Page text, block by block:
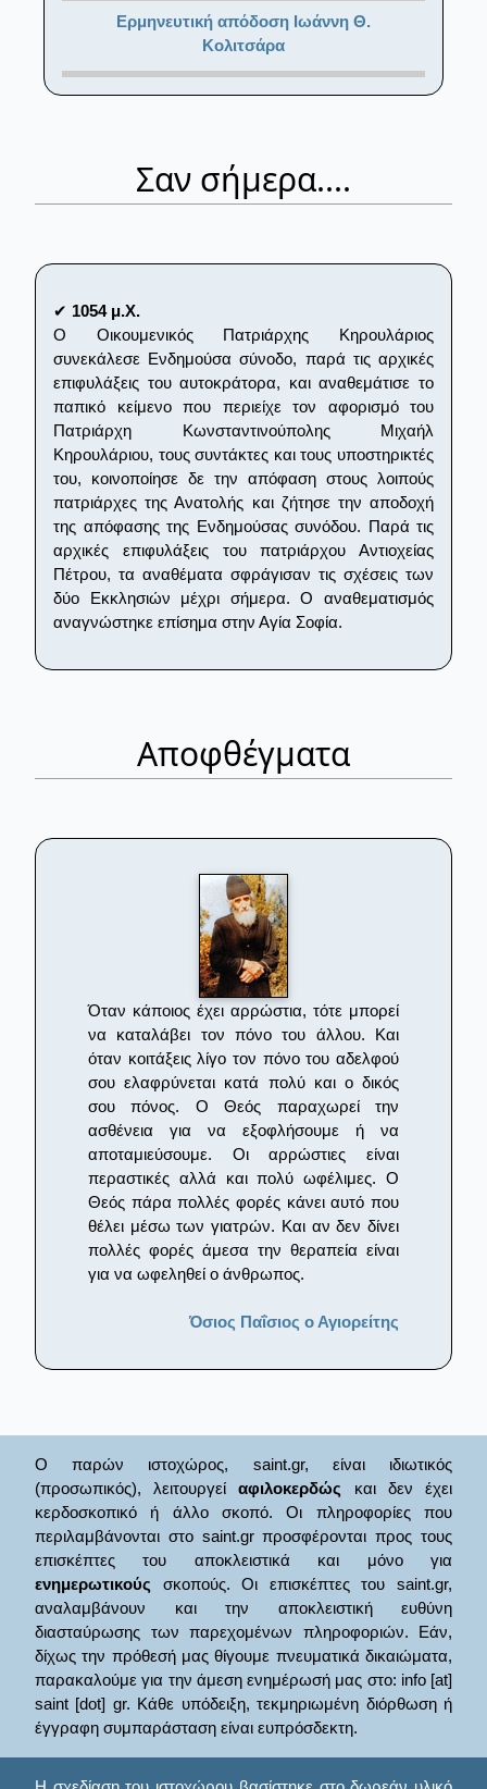
Ερμηνευτική απόδοση Ιωάννη Θ.
Κολιτσάρα
Σαν σήμερα....
✔ 1054 μ.Χ.
Ο Οικουμενικός Πατριάρχης Κηρουλάριος
συνεκάλεσε Ενδημούσα σύνοδο, παρά τις αρχικές
επιφυλάξεις του αυτοκράτορα, και αναθεμάτισε το
παπικό κείμενο που περιείχε τον αφορισμό του
Πατριάρχη Κωνσταντινούπολης Μιχαήλ
Κηρουλάριου, τους συντάκτες και τους υποστηρικτές
του, κοινοποίησε δε την απόφαση στους λοιπούς
πατριάρχες της Ανατολής και ζήτησε την αποδοχή
της απόφασης της Ενδημούσας συνόδου. Παρά τις
αρχικές επιφυλάξεις του πατριάρχου Αντιοχείας
Πέτρου, τα αναθέματα σφράγισαν τις σχέσεις των
δύο Εκκλησιών μέχρι σήμερα. Ο αναθεματισμός
αναγνώστηκε επίσημα στην Αγία Σοφία.
Αποφθέγματα
Όταν κάποιος έχει αρρώστια, τότε μπορεί
να καταλάβει τον πόνο του άλλου. Και
όταν κοιτάξεις λίγο τον πόνο του αδελφού
σου ελαφρύνεται κατά πολύ και ο δικός
σου πόνος. Ο Θεός παραχωρεί την
ασθένεια για να εξοφλήσουμε ή να
αποταμιεύσουμε. Οι αρρώστιες είναι
περαστικές αλλά και πολύ ωφέλιμες. Ο
Θεός πάρα πολλές φορές κάνει αυτό που
θέλει μέσω των γιατρών. Και αν δεν δίνει
πολλές φορές άμεσα την θεραπεία είναι
για να ωφεληθεί ο άνθρωπος.
Όσιος Παΐσιος ο Αγιορείτης
Ο παρών ιστοχώρος, saint.gr, είναι ιδιωτικός
(προσωπικός), λειτουργείαφιλοκερδώς και δεν έχει
κερδοσκοπικό ή άλλο σκοπό. Οι πληροφορίες που
περιλαμβάνονται στο saint.gr προσφέρονται προς τους
επισκέπτες του αποκλειστικά και μόνο για
ενημερωτικούς σκοπούς. Οι επισκέπτες του saint.gr,
αναλαμβάνουν και την αποκλειστική ευθύνη
διασταύρωσης των παρεχομένων πληροφοριών. Εάν,
δίχως την πρόθεσή μας θίγουμε πνευματικά δικαιώματα,
παρακαλούμε για την άμεση ενημέρωσή μας στο: info [at]
saint [dot] gr. Κάθε υπόδειξη, τεκμηριωμένη διόρθωση ή
έγγραφη συμπαράσταση είναι ευπρόσδεκτη.